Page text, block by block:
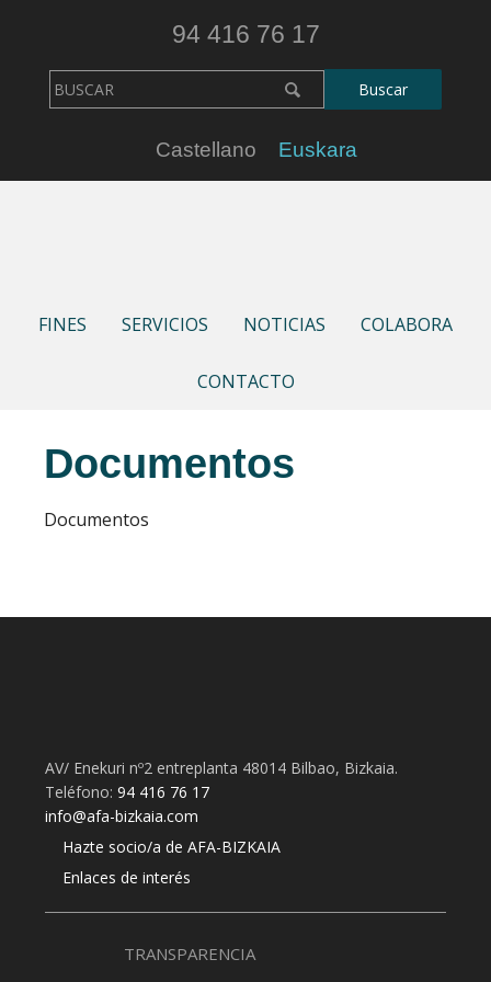
94 416 76 17
Castellano Euskara
FINES SERVICIOS NOTICIAS COLABORA
CONTACTO
Documentos
Documentos
AV/ Enekuri nº2 entreplanta 48014 Bilbao, Bizkaia.
Teléfono: 94 416 76 17
info@afa-bizkaia.com
Hazte socio/a de AFA-BIZKAIA
Enlaces de interés
TRANSPARENCIA